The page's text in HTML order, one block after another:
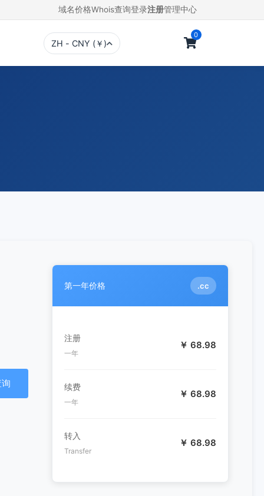
域名价格Whois查询登录注册管理中心
ZH - CNY (￥)
0
第一年价格 .cc
注册
一年
￥ 68.98
续费
一年
￥ 68.98
转入
Transfer
￥ 68.98